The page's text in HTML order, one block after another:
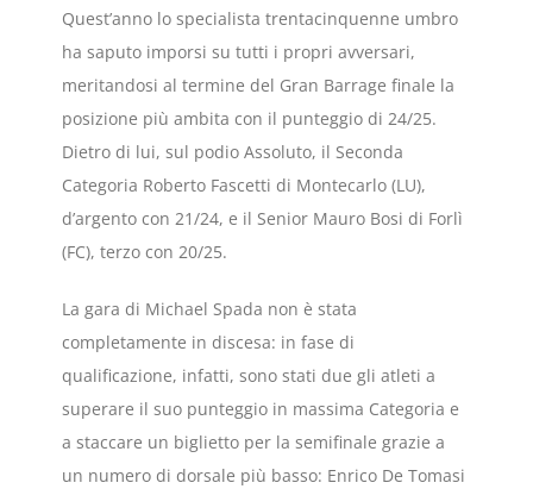
Quest’anno lo specialista trentacinquenne umbro
ha saputo imporsi su tutti i propri avversari,
meritandosi al termine del Gran Barrage finale la
posizione più ambita con il punteggio di 24/25.
Dietro di lui, sul podio Assoluto, il Seconda
Categoria Roberto Fascetti di Montecarlo (LU),
d’argento con 21/24, e il Senior Mauro Bosi di Forlì
(FC), terzo con 20/25.
La gara di Michael Spada non è stata
completamente in discesa: in fase di
qualificazione, infatti, sono stati due gli atleti a
superare il suo punteggio in massima Categoria e
a staccare un biglietto per la semifinale grazie a
un numero di dorsale più basso: Enrico De Tomasi